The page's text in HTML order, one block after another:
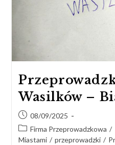
Wasilków –
08/09/2025
Firma Przeprowadzkowa /
Miastami / przeprowadzki /